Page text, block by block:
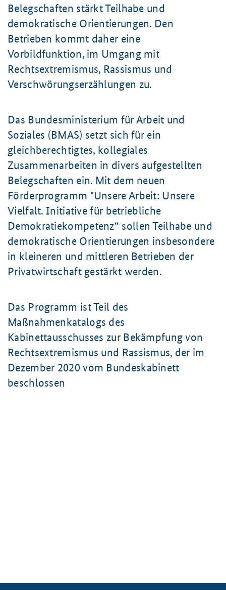
Belegschaften stärkt Teilhabe und
demokratische Orientierungen. Den
Betrieben kommt daher eine
Vorbildfunktion, im Umgang mit
Rechtsextremismus, Rassismus und
Verschwörungserzählungen zu.
Das Bundesministerium für Arbeit und
Soziales (BMAS) setzt sich für ein
gleichberechtigtes, kollegiales
Zusammenarbeiten in divers aufgestellten
Belegschaften ein. Mit dem neuen
Förderprogramm "Unsere Arbeit: Unsere
Vielfalt. Initiative für betriebliche
Demokratiekompetenz“ sollen Teilhabe und
demokratische Orientierungen insbesondere
in kleineren und mittleren Betrieben der
Privatwirtschaft gestärkt werden.
Das Programm ist Teil des
Maßnahmenkatalogs des
Kabinettausschusses zur Bekämpfung von
Rechtsextremismus und Rassismus, der im
Dezember 2020 vom Bundeskabinett
beschlossen